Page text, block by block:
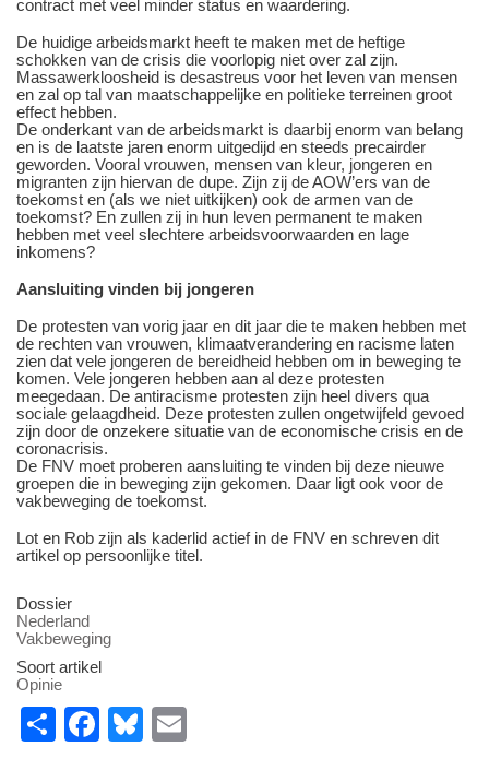
contract met veel minder status en waardering.
De huidige arbeidsmarkt heeft te maken met de heftige
schokken van de crisis die voorlopig niet over zal zijn.
Massawerkloosheid is desastreus voor het leven van mensen
en zal op tal van maatschappelijke en politieke terreinen groot
effect hebben.
De onderkant van de arbeidsmarkt is daarbij enorm van belang
en is de laatste jaren enorm uitgedijd en steeds precairder
geworden. Vooral vrouwen, mensen van kleur, jongeren en
migranten zijn hiervan de dupe. Zijn zij de AOW’ers van de
toekomst en (als we niet uitkijken) ook de armen van de
toekomst? En zullen zij in hun leven permanent te maken
hebben met veel slechtere arbeidsvoorwaarden en lage
inkomens?
Aansluiting vinden bij jongeren
De protesten van vorig jaar en dit jaar die te maken hebben met
de rechten van vrouwen, klimaatverandering en racisme laten
zien dat vele jongeren de bereidheid hebben om in beweging te
komen. Vele jongeren hebben aan al deze protesten
meegedaan. De antiracisme protesten zijn heel divers qua
sociale gelaagdheid. Deze protesten zullen ongetwijfeld gevoed
zijn door de onzekere situatie van de economische crisis en de
coronacrisis.
De FNV moet proberen aansluiting te vinden bij deze nieuwe
groepen die in beweging zijn gekomen. Daar ligt ook voor de
vakbeweging de toekomst.
Lot en Rob zijn als kaderlid actief in de FNV en schreven dit
artikel op persoonlijke titel.
Dossier
Nederland
Vakbeweging
Soort artikel
Opinie
S
F
Bl